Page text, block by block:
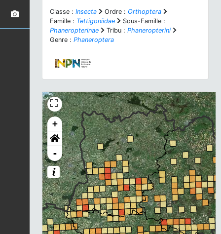
Classe : Insecta Ordre : Orthoptera
Famille : Tettigoniidae
Sous-Famille :
Phaneropterinae
Tribu : Phaneropterini
Genre : Phaneroptera
+
-